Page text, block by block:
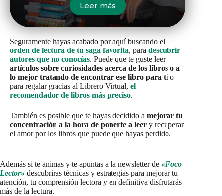
Leer más
Seguramente hayas acabado por aquí buscando el
orden de lectura de tu saga favorita, para descubrir
autores que no conocías. Puede que te guste leer
artículos sobre curiosidades acerca de los libros o a
lo mejor tratando de encontrar ese libro para ti o
para regalar gracias al Librero Virtual, el
recomendador de libros más preciso.
También es posible que te hayas decidido a mejorar tu
concentración a la hora de ponerte a leer y recuperar
el amor por los libros que puede que hayas perdido.
Además si te animas y te apuntas a la newsletter de «Foco
Lector» descubriras técnicas y estrategias para mejorar tu
atención, tu comprensión lectora y en definitiva disfrutarás
más de la lectura.